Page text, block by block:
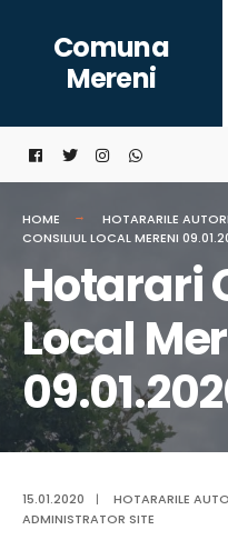
content
Comuna
Mereni
HOME HOTARARILE
CONSILIUL LOCAL MERENI
Hotarari
Local
15.01.2020 | HOTARARILE
ADMINISTRATOR SITE
for: